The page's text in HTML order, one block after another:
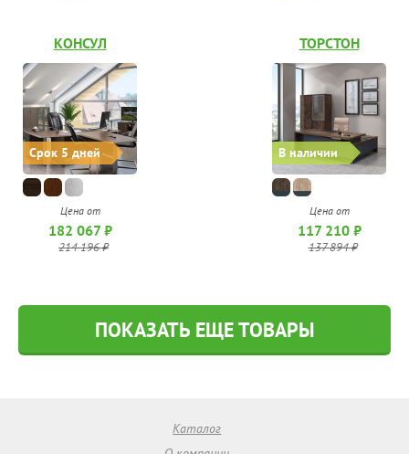
Срок 5 дней
КОНСУЛ
Цена от
182 067 ₽
214 196 ₽
В наличии
ТОРСТОН
Цена от
117 210 ₽
137 894 ₽
ПОКАЗАТЬ ЕЩЕ ТОВАРЫ
Каталог